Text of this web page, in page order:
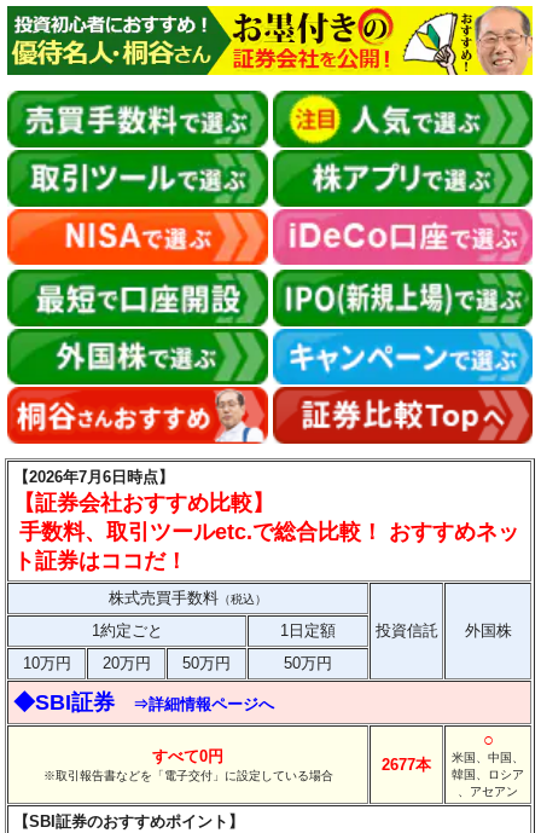
【2026年7月6日時点】
【証券会社おすすめ比較】
手数料、取引ツールetc.で総合比較！ おすすめネッ
ト証券はココだ！
株式売買手数料 （税込）
投資信託 外国株
1約定ごと
1日定額
10万円
20万円 50万円 50万円
◆SBI証券 ⇒詳細情報ページへ
すべて0円
※取引報告書などを「電子交付」に設定している場合
2677本
○
米国、中国、
韓国、ロシア
、アセアン
【SBI証券のおすすめポイント】